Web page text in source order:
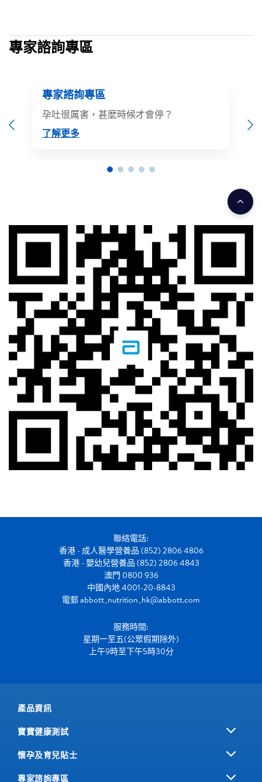
專家諮詢專區
專家諮詢專區
孕吐很厲害，甚麼時候才會停？
了解更多
聯絡電話:
香港 - 成人醫學營養品 (852) 2806 4806
香港 - 嬰幼兒營養品 (852) 2806 4843
澳門 0800 936
中國內地 4001-20-8843
電郵abbott_nutrition_hk@abbott.com
服務時間:
星期一至五(公眾假期除外)
上午9時至下午5時30分
產品資訊
寶寶健康測試
懷孕及育兒貼士
專家諮詢專區